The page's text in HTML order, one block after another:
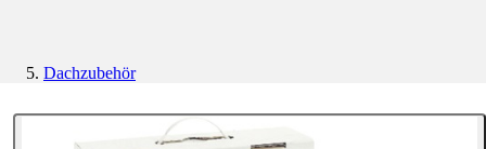
Dachzubehör